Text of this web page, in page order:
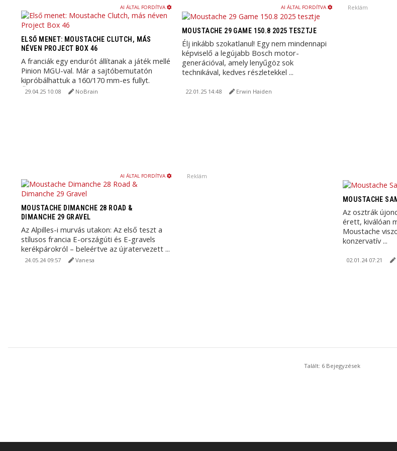
AI ÁLTAL FORDÍTVA
ELSŐ MENET: MOUSTACHE CLUTCH, MÁS
NÉVEN PROJECT BOX 46
A franciák egy endurót állítanak a játék mellé
Pinion MGU-val. Már a sajtóbemutatón
kipróbálhattuk a 160/170 mm-es fullyt.
Összegzés: ...
29.04.25 10:08 NoBrain
AI ÁLTAL FORDÍTVA
MOUSTACHE 29 GAME 150.8 2025 TESZTJE
Élj inkább szokatlanul! Egy nem mindennapi
képviselő a legújabb Bosch motor-
generációval, amely lenyűgöz sok
technikával, kedves részletekkel ...
22.01.25 14:48 Erwin Haiden
Reklám
AI ÁLTAL FORDÍTVA
MOUSTACHE DIMANCHE 28 ROAD &
DIMANCHE 29 GRAVEL
Az Alpilles-i murvás utakon: Az első teszt a
stílusos francia E-országúti és E-gravels
kerékpárokról – beleértve az újratervezett ...
24.05.24 09:57 Vanesa
Reklám
MOUSTACHE
Az osztrák
érett, kiválóan
Moustache
konzervatív ...
02.01.24 07:21
Talált: 6 Bejegyzések